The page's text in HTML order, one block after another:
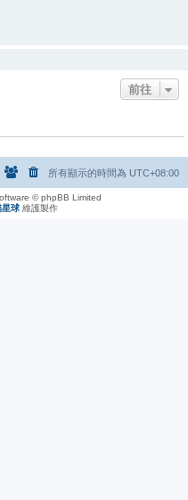
前往
所有顯示的時間為 UTC+08:00
© phpBB Limited
星球 維護製作